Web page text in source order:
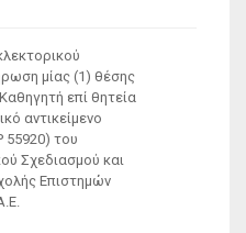
μίας (1) θέσης
επί θητεία
αντικείμενο
55920) του
Σχεδιασμού και
Επιστημών